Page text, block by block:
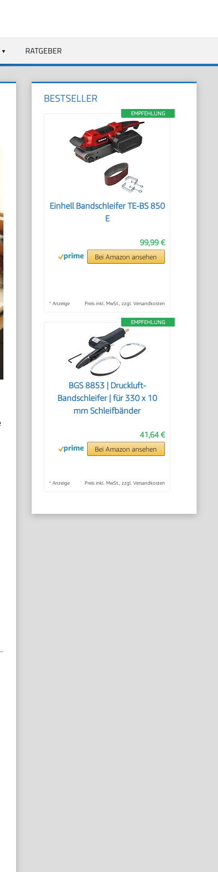
RATGEBER
BESTSELLER
EMPFEHLUNG
Einhell Bandschleifer TE-BS 850
E
99,99 €
Bei Amazon ansehen
* Anzeige Preis inkl. MwSt., zzgl. Versandkosten
EMPFEHLUNG
BGS 8853 | Druckluft-
Bandschleifer | für 330 x 10
mm Schleifbänder
41,64 €
Bei Amazon ansehen
* Anzeige Preis inkl. MwSt., zzgl. Versandkosten